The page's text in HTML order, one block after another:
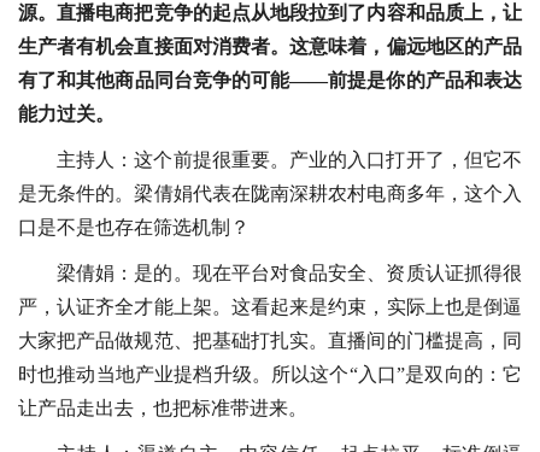
源。直播电商把竞争的起点从地段拉到了内容和品质上，让
生产者有机会直接面对消费者。这意味着，偏远地区的产品
有了和其他商品同台竞争的可能——前提是你的产品和表达
能力过关。
主持人：这个前提很重要。产业的入口打开了，但它不
是无条件的。梁倩娟代表在陇南深耕农村电商多年，这个入
口是不是也存在筛选机制？
梁倩娟：是的。现在平台对食品安全、资质认证抓得很
严，认证齐全才能上架。这看起来是约束，实际上也是倒逼
大家把产品做规范、把基础打扎实。直播间的门槛提高，同
时也推动当地产业提档升级。所以这个“入口”是双向的：它
让产品走出去，也把标准带进来。